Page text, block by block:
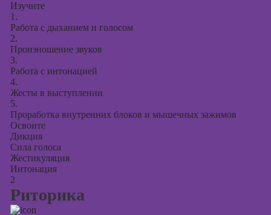
Изучите
1.
Работа с дыханием и голосом
2.
Произношение звуков
3.
Работа с интонацией
4.
Жесты в выступлении
5.
Проработка внутренних блоков и мышечных зажимов
Освоите
Дикция
Сила голоса
Жестикуляция
Интонация
2
Риторика